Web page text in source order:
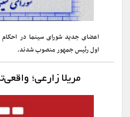
اعضای جدید شورای سینما در
اول رئیس جمهور منصوب شدند.
مریلا زارعی؛